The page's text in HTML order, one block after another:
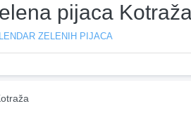
pijaca
ZELENIH PIJACA